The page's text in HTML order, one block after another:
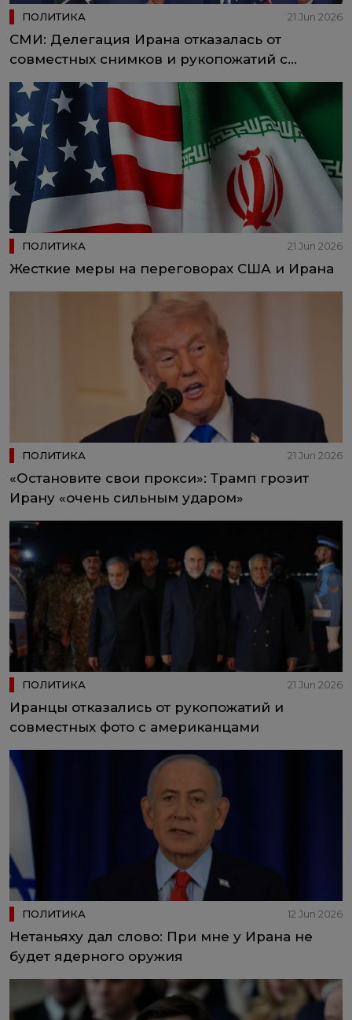
ПОЛИТИКА 21 Jun 2026
СМИ: Делегация Ирана отказалась от
совместных снимков и рукопожатий с
американцами
ПОЛИТИКА 21 Jun 2026
Жесткие меры на переговорах США и Ирана
ПОЛИТИКА 21 Jun 2026
«Остановите свои прокси»: Трамп грозит
Ирану «очень сильным ударом»
ПОЛИТИКА 21 Jun 2026
Иранцы отказались от рукопожатий и
совместных фото с американцами
ПОЛИТИКА 12 Jun 2026
Нетаньяху дал слово: При мне у Ирана не
будет ядерного оружия